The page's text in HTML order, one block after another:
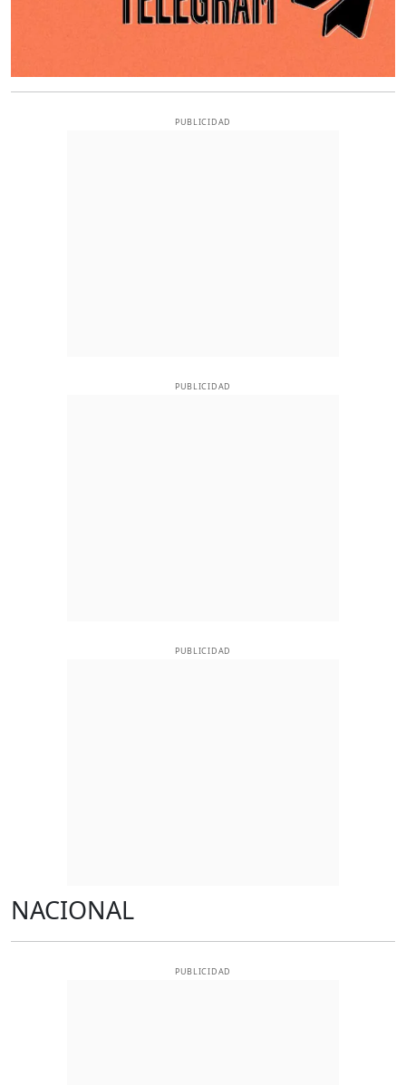
PUBLICIDAD
PUBLICIDAD
PUBLICIDAD
NACIONAL
PUBLICIDAD